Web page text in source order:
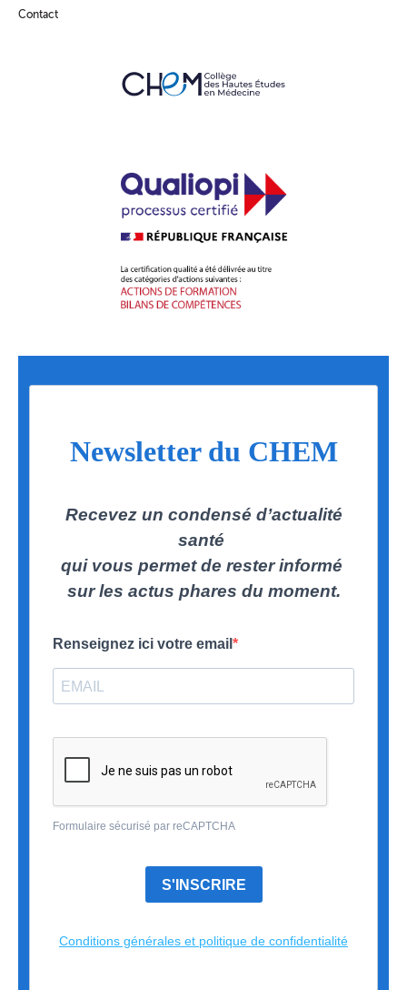
Contact
Newsletter du CHEM
Recevez un condensé d’actualité
santé
qui vous permet de rester informé
sur les actus phares du moment.
Renseignez ici votre email
Formulaire sécurisé par reCAPTCHA
S'INSCRIRE
Conditions générales et politique de confidentialité